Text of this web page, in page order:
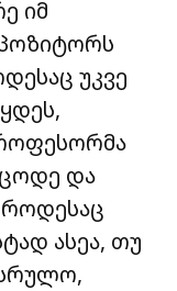
იმ
უკვე
,
და
როდესაც
ასეა, თუ
,